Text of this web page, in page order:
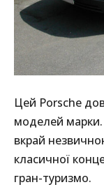
Цей Porsche
моделей марки.
вкрай
класичної
гран-туризмо.